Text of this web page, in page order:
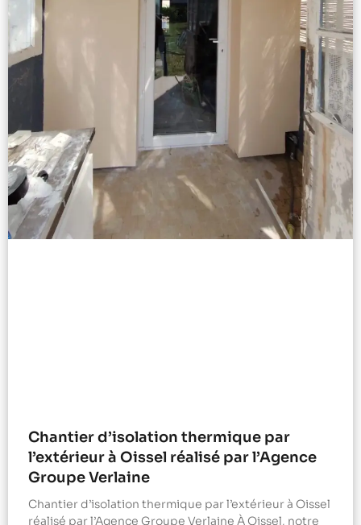
Chantier d’isolation thermique par
l’extérieur à Oissel réalisé par l’Agence
Groupe Verlaine
Chantier d’isolation thermique par l’extérieur à Oissel
réalisé par l’Agence Groupe Verlaine À Oissel, notre